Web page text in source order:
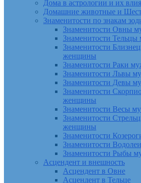
Дома в астрологии и их
Домашние животные и
Знаменитости по знакам
Знаменитости Овны
Знаменитости
Знаменитости
женщины
Знаменитости Раки
Знаменитости Львы
Знаменитости Девы
Знаменитости
женщины
Знаменитости Весы
Знаменитости
женщины
Знаменитости
Знаменитости
Знаменитости Рыбы
Асцендент и внешность
Асцендент в Овне
Асцендент в Тельце